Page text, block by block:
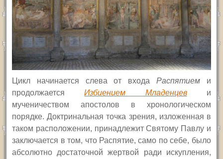
Цикл начинается слева от входа Распятиеми
продолжаетсяИзбиением Младенцеви
мученичеством апостолов в хронологическом
порядке. Доктринальная точка зрения, изложенная в
таком расположении, принадлежит Святому Павлу и
заключается в том, что Распятие, само по себе, было
абсолютно достаточной жертвой ради искупления,